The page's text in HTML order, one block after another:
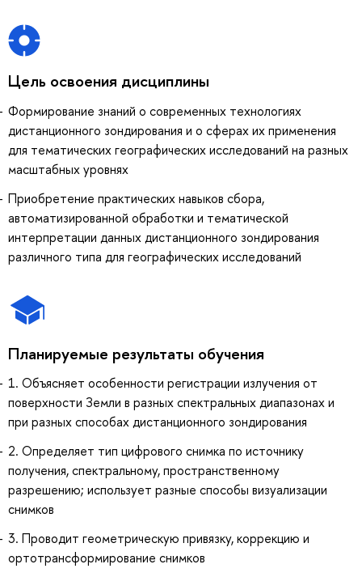
Цель освоения дисциплины
Формирование знаний о современных технологиях
дистанционного зондирования и о сферах их применения
для тематических географических исследований на разных
масштабных уровнях
Приобретение практических навыков сбора,
автоматизированной обработки и тематической
интерпретации данных дистанционного зондирования
различного типа для географических исследований
Планируемые результаты обучения
1. Объясняет особенности регистрации излучения от
поверхности Земли в разных спектральных диапазонах и
при разных способах дистанционного зондирования
2. Определяет тип цифрового снимка по источнику
получения, спектральному, пространственному
разрешению; использует разные способы визуализации
снимков
3. Проводит геометрическую привязку, коррекцию и
ортотрансформирование снимков